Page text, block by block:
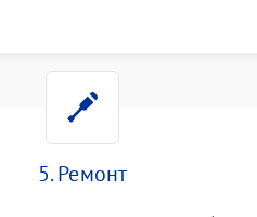
5. Ремонт